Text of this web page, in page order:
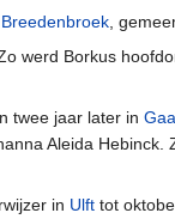
Breedenbroek,
werd Borkus
twee jaar later in
Aleida Hebinck.
in Ulft tot